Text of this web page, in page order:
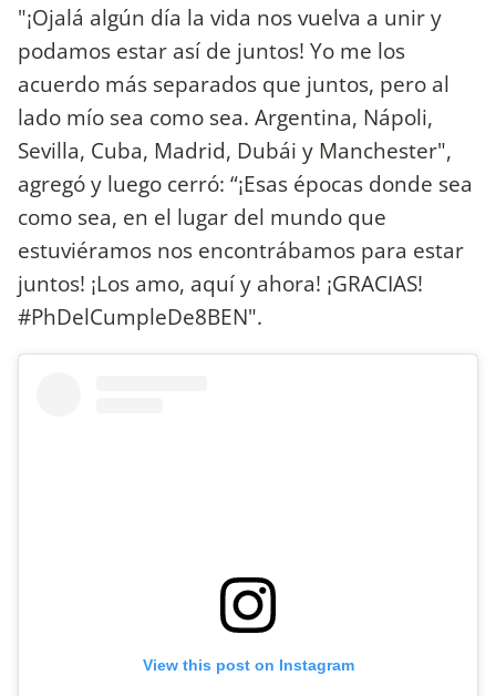
"¡Ojalá algún día la vida nos vuelva a unir y
podamos estar así de juntos! Yo me los
acuerdo más separados que juntos, pero al
lado mío sea como sea. Argentina, Nápoli,
Sevilla, Cuba, Madrid, Dubái y Manchester",
agregó y luego cerró: “¡Esas épocas donde sea
como sea, en el lugar del mundo que
estuviéramos nos encontrábamos para estar
juntos! ¡Los amo, aquí y ahora! ¡GRACIAS!
#PhDelCumpleDe8BEN".
View this post on Instagram